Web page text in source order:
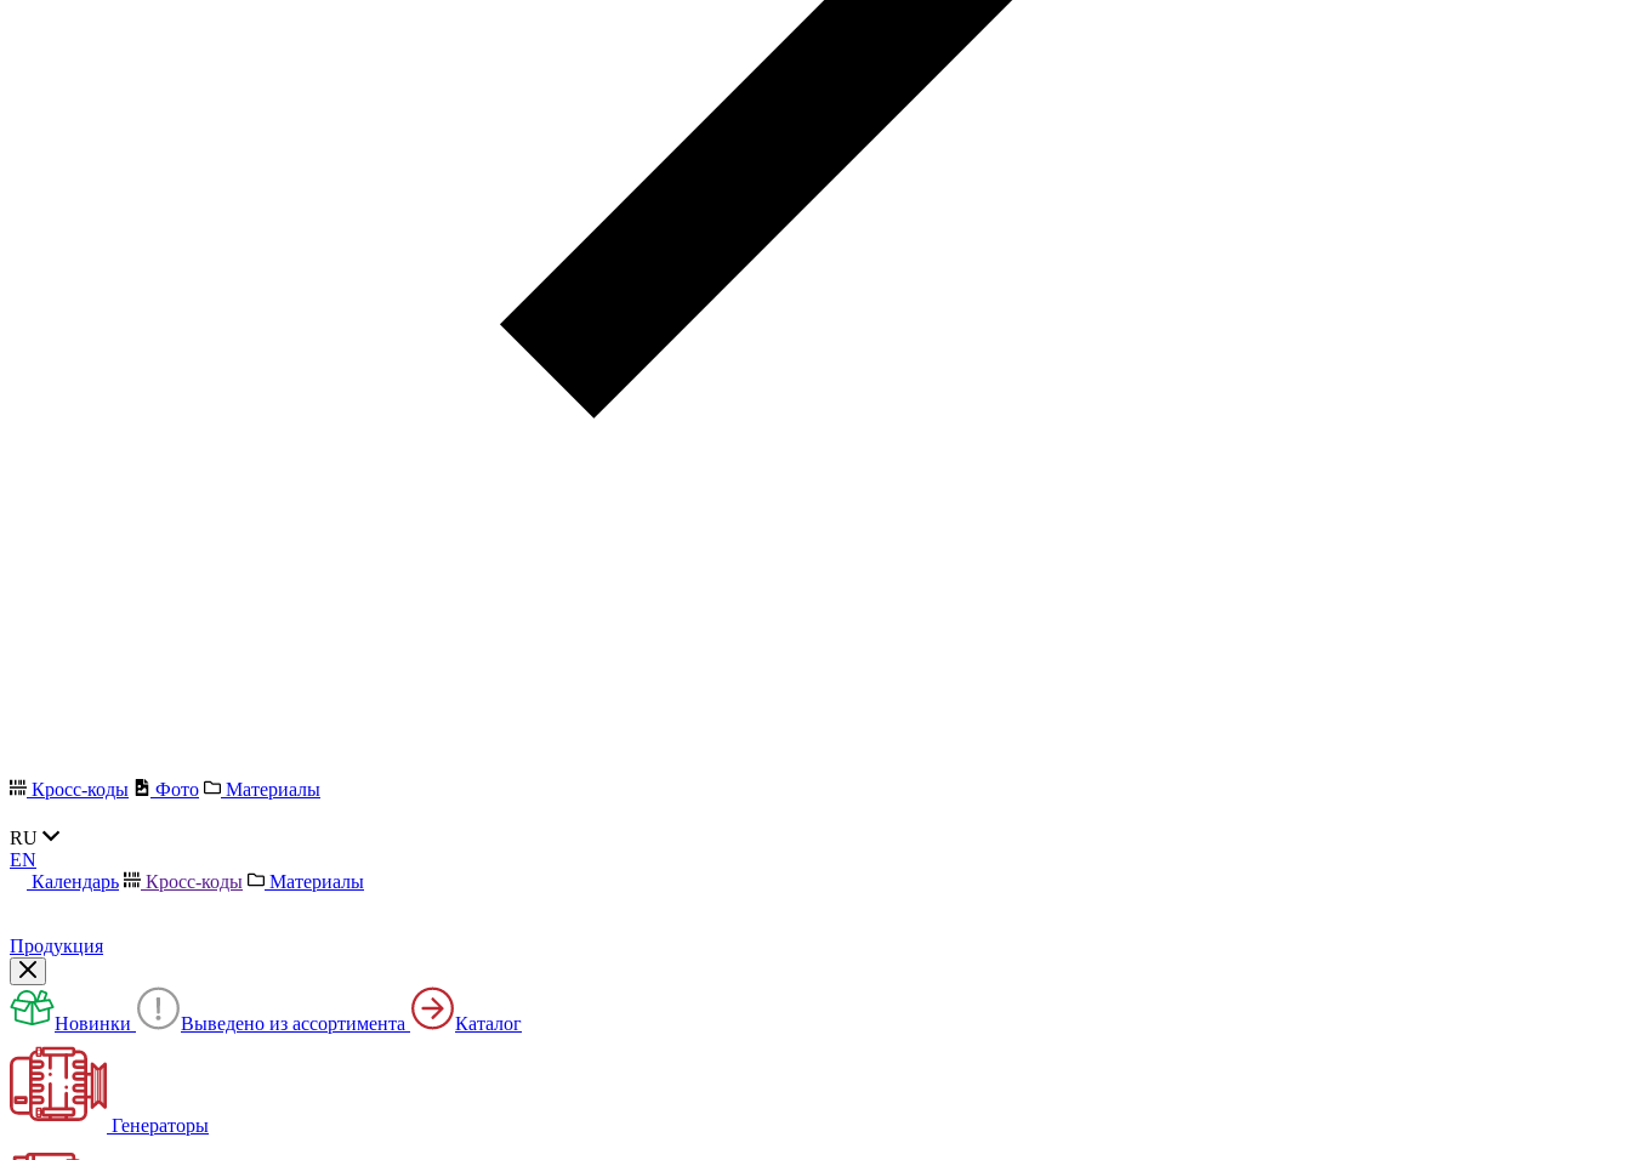
Кросс-коды Фото Материалы
RU
EN
Календарь
Кросс-коды Материалы
Продукция
Новинки Выведено из ассортимента Каталог
Генераторы